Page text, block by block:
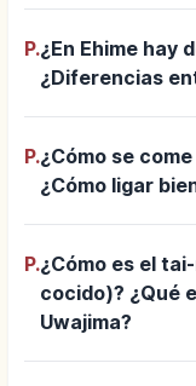
P.¿En Ehime hay
¿Diferencias
P.¿Cómo se
¿Cómo ligar
P.¿Cómo es el
cocido)? ¿Qué
Uwajima?